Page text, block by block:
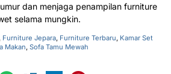
dan menjaga penampilan furniture
selama mungkin.
, Furniture Jepara, Furniture Terbaru, Kamar Set
Makan, Sofa Tamu Mewah